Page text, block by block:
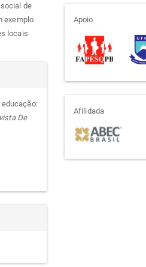
de
exemplo
locais
educação:
De
apoio
Apoio
afiliada
Afilidada